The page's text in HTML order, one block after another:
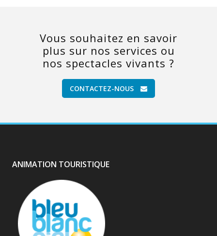
Vous souhaitez en savoir
plus sur nos services ou
nos spectacles vivants ?
CONTACTEZ-NOUS
ANIMATION TOURISTIQUE